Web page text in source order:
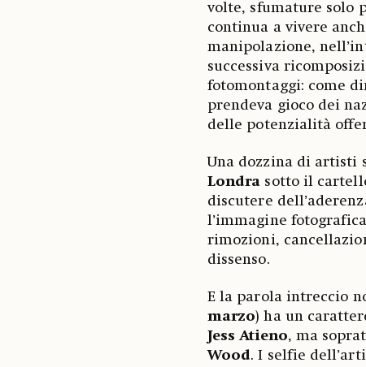
volte, sfumature solo
continua a vivere
manipolazione,
successiva
fotomontaggi: come
prendeva gioco dei
delle potenzialità
Una dozzina di artisti
Londra sotto il
discutere
l’immagine
rimozioni,
dissenso.
E la parola intreccio
marzo) ha un
Jess Atieno, ma
Wood. I selfie